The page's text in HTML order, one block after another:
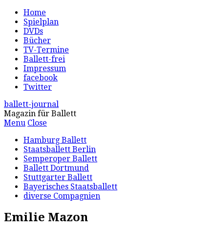
Home
Spielplan
DVDs
Bücher
TV-Termine
Ballett-frei
Impressum
facebook
Twitter
ballett-journal
Magazin für Ballett
Menu Close
Hamburg Ballett
Staatsballett Berlin
Semperoper Ballett
Ballett Dortmund
Stuttgarter Ballett
Bayerisches Staatsballett
diverse Compagnien
Emilie Mazon